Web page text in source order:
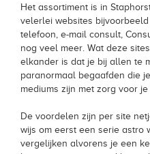
Het assortiment is in
velerlei websites
telefoon, e-mail consult,
nog veel meer. Wat deze
elkander is dat je bij allen te
paranormaal begaafden die
mediums zijn met zorg voor
De voordelen zijn per site
wijs om eerst een serie astro
vergelijken alvorens je een